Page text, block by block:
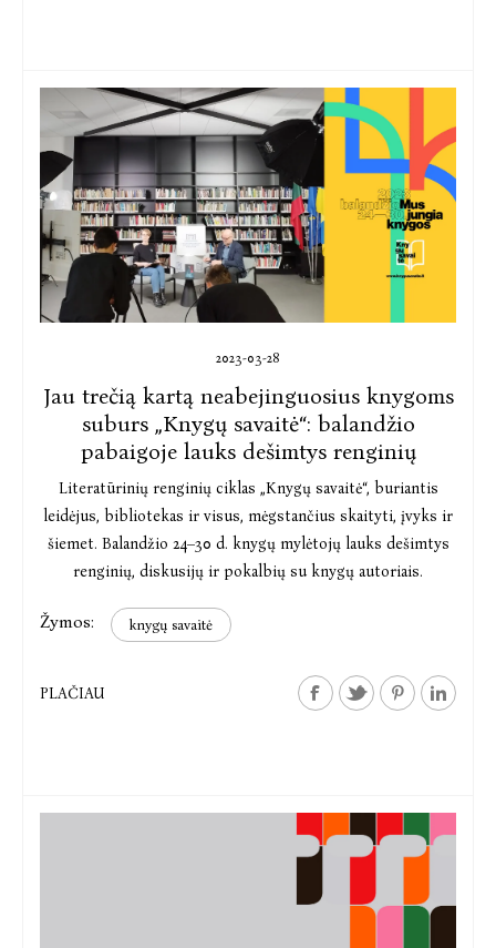
2023-03-28
Jau trečią kartą neabejinguosius knygoms
suburs „Knygų savaitė“: balandžio
pabaigoje lauks dešimtys renginių
Literatūrinių renginių ciklas „Knygų savaitė“, buriantis
leidėjus, bibliotekas ir visus, mėgstančius skaityti, įvyks ir
šiemet. Balandžio 24–30 d. knygų mylėtojų lauks dešimtys
renginių, diskusijų ir pokalbių su knygų autoriais.
Žymos: knygų savaitė
PLAČIAU